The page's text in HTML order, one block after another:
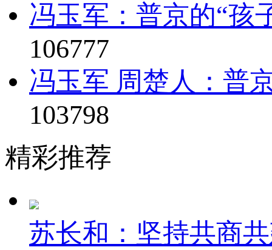
冯玉军：普京的“孩
106777
冯玉军 周楚人：普
103798
精彩推荐
苏长和：坚持共商